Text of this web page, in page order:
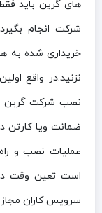
های گرین باید
شرکت انجام
خریداری شده به
نزنید.در واقع
نصب شرکت گرین
ضمانت ویا کارتن
عملیات نصب و
است تعین وقت
سرویس کاران